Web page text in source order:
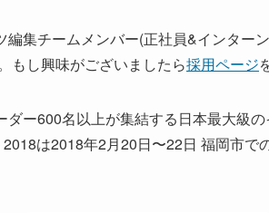
集チームメンバー(正社員&インター
もし興味がございましたら採用ページ
ー600名以上が集結する日本最大級
は2018年2月20日〜22日 福岡市で